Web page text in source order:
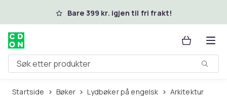
Hopp til hovedinnholdBare 399 kr. igjen til fri frakt!
Søk etter produkter
Startside Bøker Lydbøker på engelsk Arkitektur